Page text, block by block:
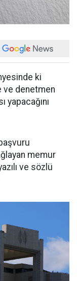
ki
ve denetmen
yapacağını
memur
ve sözlü